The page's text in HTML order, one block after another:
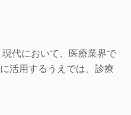
代において、医療業界で
活用するうえでは、診療